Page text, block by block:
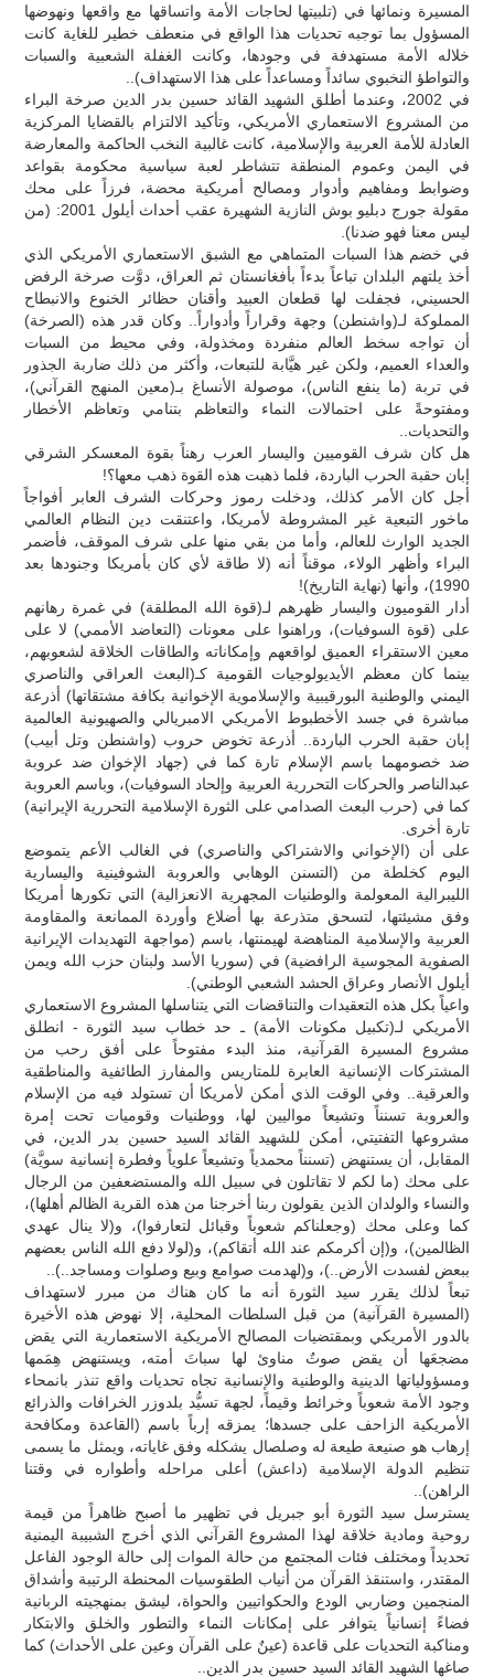
المسيرة ونمائها في (تلبيتها لحاجات الأمة واتساقها مع واقعها ونهوضها
المسؤول بما توجبه تحديات هذا الواقع في منعطف خطير للغاية كانت
خلاله الأمة مستهدفة في وجودها، وكانت الغفلة الشعبية والسبات
والتواطؤ النخبوي سائداً ومساعداً على هذا الاستهداف)..
في 2002، وعندما أطلق الشهيد القائد حسين بدر الدين صرخة البراء
من المشروع الاستعماري الأمريكي، وتأكيد الالتزام بالقضايا المركزية
العادلة للأمة العربية والإسلامية، كانت غالبية النخب الحاكمة والمعارضة
في اليمن وعموم المنطقة تتشاطر لعبة سياسية محكومة بقواعد
وضوابط ومفاهيم وأدوار ومصالح أمريكية محضة، فرزاً على محك
مقولة جورج دبليو بوش النازية الشهيرة عقب أحداث أيلول 2001: (من
ليس معنا فهو ضدنا).
في خضم هذا السبات المتماهي مع الشبق الاستعماري الأمريكي الذي
أخذ يلتهم البلدان تباعاً بدءاً بأفغانستان ثم العراق، دوَّت صرخة الرفض
الحسيني، فجفلت لها قطعان العبيد وأقنان حظائر الخنوع والانبطاح
المملوكة لـ(واشنطن) وجهة وقراراً وأدواراً.. وكان قدر هذه (الصرخة)
أن تواجه سخط العالم منفردة ومخذولة، وفي محيط من السبات
والعداء العميم، ولكن غير هيَّابة للتبعات، وأكثر من ذلك ضاربة الجذور
في تربة (ما ينفع الناس)، موصولة الأنساغ بـ(معين المنهج القرآني)،
ومفتوحةً على احتمالات النماء والتعاظم بتنامي وتعاظم الأخطار
والتحديات..
هل كان شرف القوميين واليسار العرب رهناً بقوة المعسكر الشرقي
إبان حقبة الحرب الباردة، فلما ذهبت هذه القوة ذهب معها؟!
أجل كان الأمر كذلك، ودخلت رموز وحركات الشرف العابر أفواجاً
ماخور التبعية غير المشروطة لأمريكا، واعتنقت دين النظام العالمي
الجديد الوارث للعالم، وأما من بقي منها على شرف الموقف، فأضمر
البراء وأظهر الولاء، موقناً أنه (لا طاقة لأي كان بأمريكا وجنودها بعد
1990)، وأنها (نهاية التاريخ)!
أدار القوميون واليسار ظهرهم لـ(قوة الله المطلقة) في غمرة رهانهم
على (قوة السوفيات)، وراهنوا على معونات (التعاضد الأممي) لا على
معين الاستقراء العميق لواقعهم وإمكاناته والطاقات الخلاقة لشعوبهم،
بينما كان معظم الأيديولوجيات القومية كـ(البعث العراقي والناصري
اليمني والوطنية البورقيبية والإسلاموية الإخوانية بكافة مشتقاتها) أذرعة
مباشرة في جسد الأخطبوط الأمريكي الامبريالي والصهيونية العالمية
إبان حقبة الحرب الباردة.. أذرعة تخوض حروب (واشنطن وتل أبيب)
ضد خصومهما باسم الإسلام تارة كما في (جهاد الإخوان ضد عروبة
عبدالناصر والحركات التحررية العربية وإلحاد السوفيات)، وباسم العروبة
كما في (حرب البعث الصدامي على الثورة الإسلامية التحررية الإيرانية)
تارة أخرى.
على أن (الإخواني والاشتراكي والناصري) في الغالب الأعم يتموضع
اليوم كخلطة من (التسنن الوهابي والعروبة الشوفينية واليسارية
الليبرالية المعولمة والوطنيات المجهرية الانعزالية) التي تكورها أمريكا
وفق مشيئتها، لتسحق متذرعة بها أضلاع وأوردة الممانعة والمقاومة
العربية والإسلامية المناهضة لهيمنتها، باسم (مواجهة التهديدات الإيرانية
الصفوية المجوسية الرافضية) في (سوريا الأسد ولبنان حزب الله ويمن
أيلول الأنصار وعراق الحشد الشعبي الوطني).
واعياً بكل هذه التعقيدات والتناقضات التي يتناسلها المشروع الاستعماري
الأمريكي لـ(تكبيل مكونات الأمة) ـ حد خطاب سيد الثورة - انطلق
مشروع المسيرة القرآنية، منذ البدء مفتوحاً على أفق رحب من
المشتركات الإنسانية العابرة للمتاريس والمفارز الطائفية والمناطقية
والعرقية.. وفي الوقت الذي أمكن لأمريكا أن تستولد فيه من الإسلام
والعروبة تسنناً وتشيعاً مواليين لها، ووطنيات وقوميات تحت إمرة
مشروعها التفتيتي، أمكن للشهيد القائد السيد حسين بدر الدين، في
المقابل، أن يستنهض (تسنناً محمدياً وتشيعاً علوياً وفطرة إنسانية سويَّة)
على محك (ما لكم لا تقاتلون في سبيل الله والمستضعفين من الرجال
والنساء والولدان الذين يقولون ربنا أخرجنا من هذه القرية الظالم أهلها)،
كما وعلى محك (وجعلناكم شعوباً وقبائل لتعارفوا)، و(لا ينال عهدي
الظالمين)، و(إن أكرمكم عند الله أتقاكم)، و(لولا دفع الله الناس بعضهم
ببعض لفسدت الأرض..)، و(لهدمت صوامع وبيع وصلوات ومساجد..)..
تبعاً لذلك يقرر سيد الثورة أنه ما كان هناك من مبرر لاستهداف
(المسيرة القرآنية) من قبل السلطات المحلية، إلا نهوض هذه الأخيرة
بالدور الأمريكي وبمقتضيات المصالح الأمريكية الاستعمارية التي يقض
مضجعَها أن يقض صوتٌ مناوئ لها سباتَ أمته، ويستنهض هِمَمها
ومسؤولياتها الدينية والوطنية والإنسانية تجاه تحديات واقع تنذر بانمحاء
وجود الأمة شعوباً وخرائط وقيماً، لجهة تسيُّد بلدوزر الخرافات والذرائع
الأمريكية الزاحف على جسدها؛ يمزقه إرباً باسم (القاعدة ومكافحة
إرهاب هو صنيعة طيعة له وصلصال يشكله وفق غاياته، ويمثل ما يسمى
تنظيم الدولة الإسلامية (داعش) أعلى مراحله وأطواره في وقتنا
الراهن)..
يسترسل سيد الثورة أبو جبريل في تظهير ما أصبح ظاهراً من قيمة
روحية ومادية خلاقة لهذا المشروع القرآني الذي أخرج الشبيبة اليمنية
تحديداً ومختلف فئات المجتمع من حالة الموات إلى حالة الوجود الفاعل
المقتدر، واستنقذ القرآن من أنياب الطقوسيات المحنطة الرتيبة وأشداق
المنجمين وضاربي الودع والحكواتيين والحواة، ليشق بمنهجيته الربانية
فضاءً إنسانياً يتوافر على إمكانات النماء والتطور والخلق والابتكار
ومناكبة التحديات على قاعدة (عينٌ على القرآن وعين على الأحداث) كما
صاغها الشهيد القائد السيد حسين بدر الدين..